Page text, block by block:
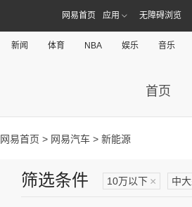
网易首页 应用 无障碍浏览
新闻 体育 NBA 娱乐 音乐
首页
网易首页 > 网易汽车 > 新能源
筛选条件 10万以下 × 中